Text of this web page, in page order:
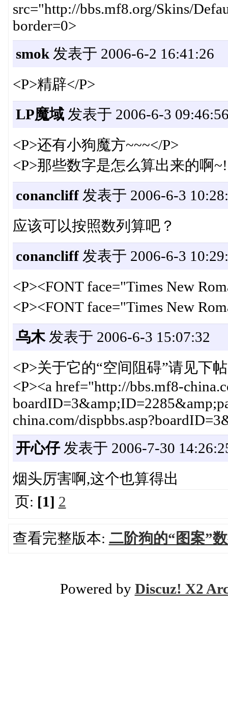
src="http://bbs.mf8.org/Skins/
border=0>
smok发表于 2006-6-2 16:41:26
<P>精辟</P>
LP魔域发表于 2006-6-3
<P>还有小狗魔方~~~</P>
<P>那些数字是怎么算出来的啊
conancliff发表于 2006-6-3
应该可以按照数列算吧？
conancliff发表于 2006-6-3
<P><FONT face="Times New
<P><FONT face="Times New
乌木发表于 2006-6-3 15:07:32
<P>关于它的“空间阻碍”请见下
<P><a href="http://bbs.mf8-
china.com/
开心仔发表于 2006-7-30
烟头厉害啊,这个也算得出
页: [1] 2
查看完整版本: 二阶狗的“图案”
Powered by Discuz! X2